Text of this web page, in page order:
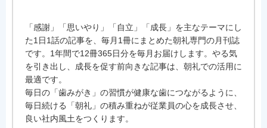
「感謝」「思いやり」「自立」「成長」を主なテーマにし
た1日1話の記事を、毎月1冊にまとめた朝礼専門の月刊誌
です。1年間で12冊365日分を毎月お届けします。やる気
を引き出し、成長を促す前向きな記事は、朝礼での活用に
最適です。
毎日の「歯みがき」の習慣が健康な歯につながるように、
毎日続ける「朝礼」の積み重ねが従業員の心を成長させ、
良い社内風土をつくります。